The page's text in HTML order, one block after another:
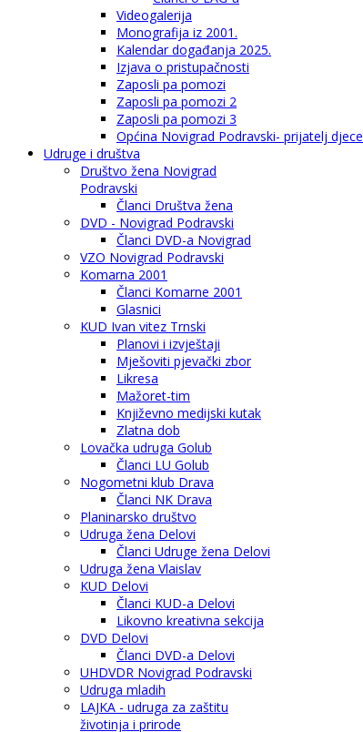
Videogalerija
Monografija iz 2001.
Kalendar događanja 2025.
Izjava o pristupačnosti
Zaposli pa pomozi
Zaposli pa pomozi 2
Zaposli pa pomozi 3
Općina Novigrad Podravski- prijatelj djece
Udruge i društva
Društvo žena Novigrad
Podravski
Članci Društva žena
DVD - Novigrad Podravski
Članci DVD-a Novigrad
VZO Novigrad Podravski
Komarna 2001
Članci Komarne 2001
Glasnici
KUD Ivan vitez Trnski
Planovi i izvještaji
Mješoviti pjevački zbor
Likresa
Mažoret-tim
Književno medijski kutak
Zlatna dob
Lovačka udruga Golub
Članci LU Golub
Nogometni klub Drava
Članci NK Drava
Planinarsko društvo
Udruga žena Delovi
Članci Udruge žena Delovi
Udruga žena Vlaislav
KUD Delovi
Članci KUD-a Delovi
Likovno kreativna sekcija
DVD Delovi
Članci DVD-a Delovi
UHDVDR Novigrad Podravski
Udruga mladih
LAJKA - udruga za zaštitu
životinja i prirode